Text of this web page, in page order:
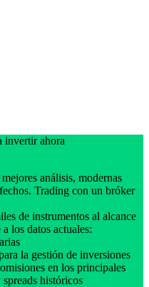
invertir ahora
análisis, modernas
Trading con un bróker
de instrumentos al alcance
los datos actuales:
la gestión de inversiones
en los principales
históricos